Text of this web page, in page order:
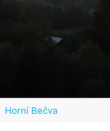
Horní Bečva